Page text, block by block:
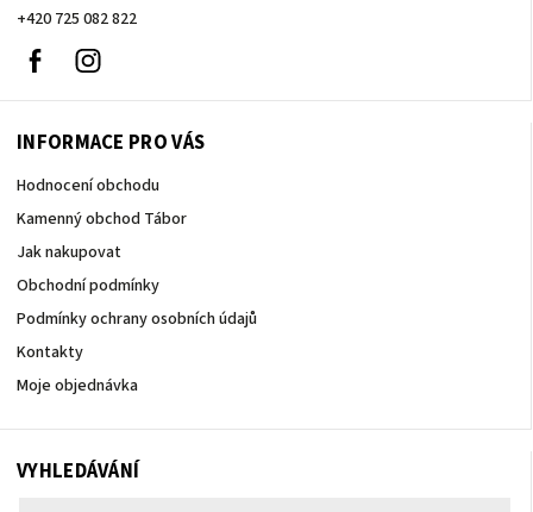
+420 725 082 822
Facebook
INFORMACE PRO VÁS
Hodnocení obchodu
Kamenný obchod Tábor
Jak nakupovat
Obchodní podmínky
Podmínky ochrany osobních údajů
Kontakty
Moje objednávka
VYHLEDÁVÁNÍ